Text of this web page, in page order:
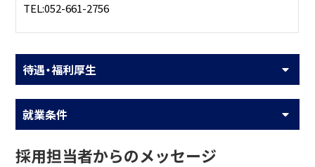
TEL:052-661-2756
待遇・福利厚生
就業条件
採用担当者からのメッセージ